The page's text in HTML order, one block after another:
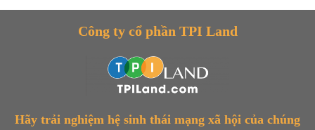
Công ty cổ phần TPI Land
Hãy trải nghiệm hệ sinh thái mạng xã hội của chúng